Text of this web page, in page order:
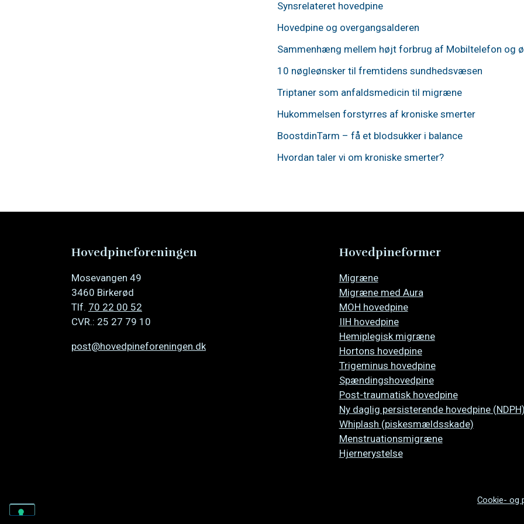
Synsrelateret hovedpine
Hovedpine og overgangs­alderen
Sam­menhæng mellem højt forbrug af Mobil­telefon og
10 nøgle­ønsker til fremtidens sundhedsvæsen
Triptaner som anfalds­medicin til migræne
Hukommelsen forstyrres af kroniske smerter
BoostdinTarm – få et blodsukker i balance
Hvordan taler vi om kroniske smerter?
Hovedpineforeningen
Mosevangen 49
3460 Birkerød
Tlf. 70 22 00 52
CVR.: 25 27 79 10
post@hovedpineforeningen.dk
Hovedpineformer
navigationen
Migræne
Migræne med Aura
MOH hovedpine
IIH hovedpine
Hemiplegisk migræne
Hortons hovedpine
Trigeminus hovedpine
Spændingshovedpine
Post-traumatisk hovedpine
Ny daglig persisterende hovedpine (NDPH)
Whiplash (piskesmældsskade)
Menstruationsmigræne
Hjernerystelse
Cookie- og